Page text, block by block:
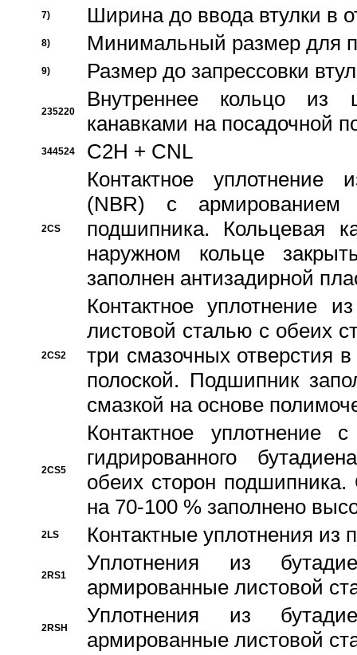
7) Ширина до ввода втулки в
8) Минимальный размер для
9) Размер до запрессовки
235220
Внутреннее кольцо из
канавками на посадочной
344524 C2H + CNL
2CS
Контактное уплотнение
(NBR) с
подшипника. Кольцевая
наружном кольце
заполнен антизадирной
2CS2
Контактное уплотнение
листовой сталью с обеих
три смазочных отверстия
полоской. Подшипник
смазкой на основе
2CS5
Контактное уплотнение
гидрированного
обеих сторон
на 70-100 % заполнено
2LS Контактные уплотнения из
2RS1
Уплотнения из
армированные листовой
2RSH
Уплотнения из
армированные листовой